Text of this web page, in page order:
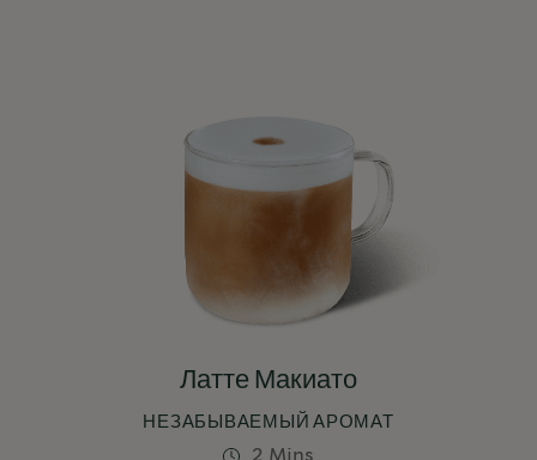
Латте Макиато
НЕЗАБЫВАЕМЫЙ АРОМАТ
2 Mins